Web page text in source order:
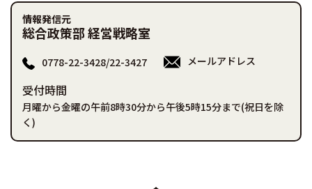
情報発信元
総合政策部 経営戦略室
0778-22-3428/22-3427 メールアドレス
受付時間
月曜から金曜の午前8時30分から午後5時15分まで(祝日を除
く)